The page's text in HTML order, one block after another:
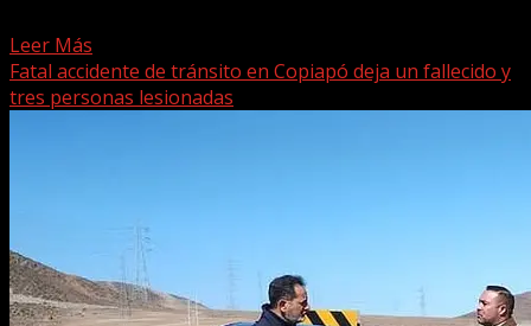
Leer Más
Fatal accidente de tránsito en Copiapó deja un fallecido y
tres personas lesionadas